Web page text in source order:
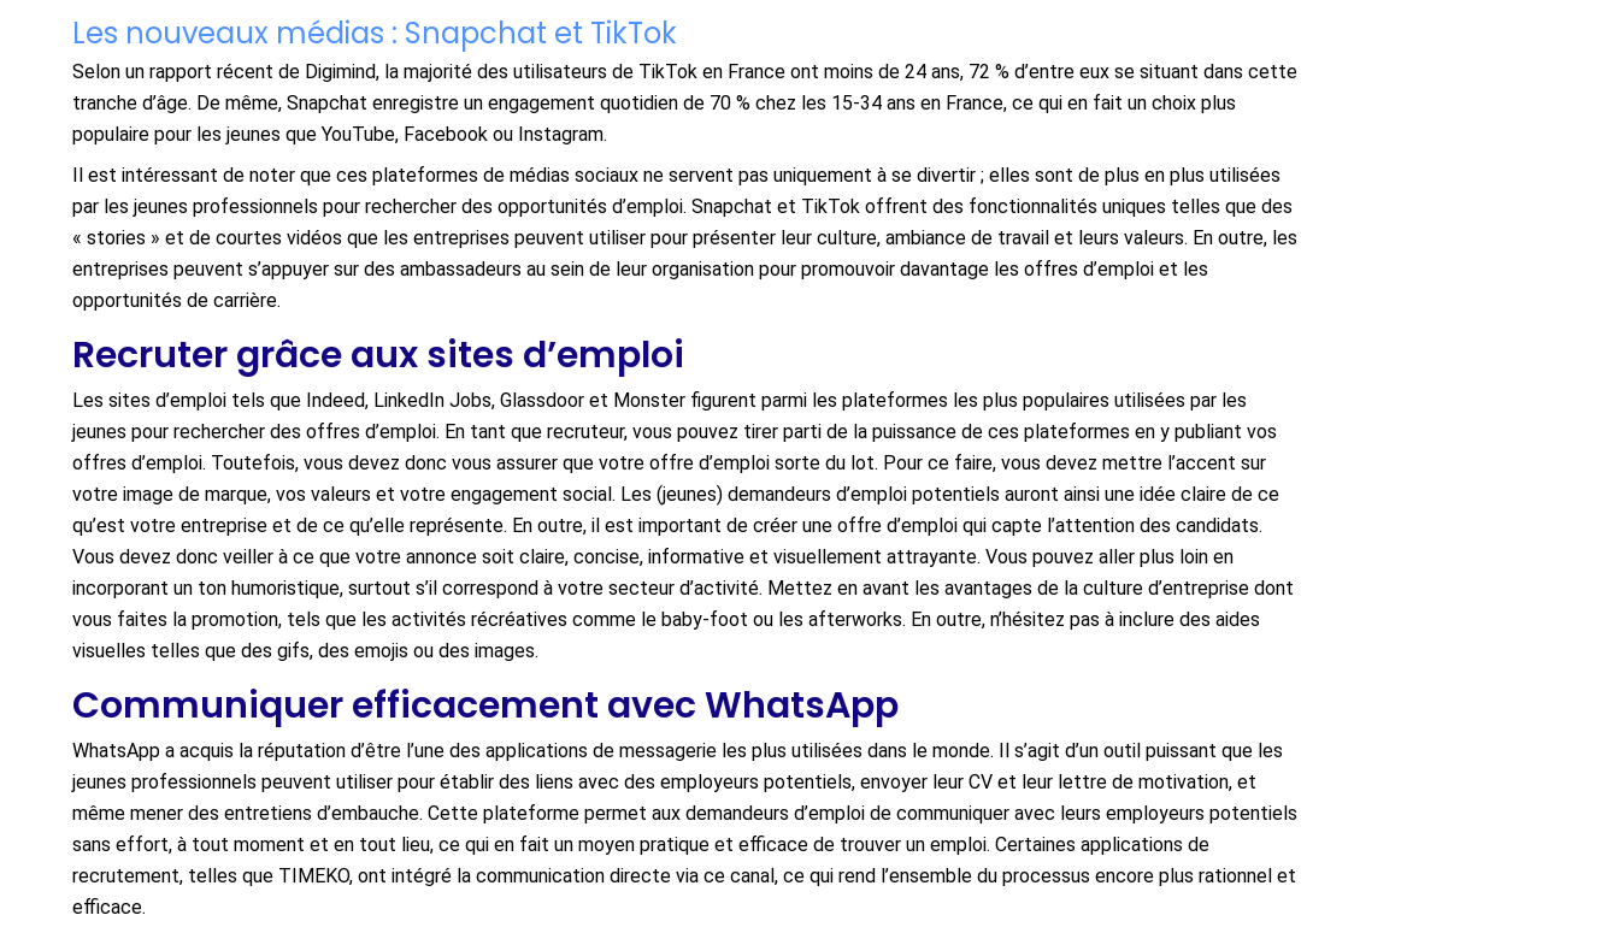
Les nouveaux médias : Snapchat et TikTok
Selon un rapport récent de Digimind, la majorité des utilisateurs de TikTok en France ont moins de 24 ans, 72 % d’entre eux se situant dans cette
tranche d’âge. De même, Snapchat enregistre un engagement quotidien de 70 % chez les 15-34 ans en France, ce qui en fait un choix plus
populaire pour les jeunes que YouTube, Facebook ou Instagram.
Il est intéressant de noter que ces plateformes de médias sociaux ne servent pas uniquement à se divertir ; elles sont de plus en plus utilisées
par les jeunes professionnels pour rechercher des opportunités d’emploi. Snapchat et TikTok offrent des fonctionnalités uniques telles que des
« stories » et de courtes vidéos que les entreprises peuvent utiliser pour présenter leur culture, ambiance de travail et leurs valeurs. En outre, les
entreprises peuvent s’appuyer sur des ambassadeurs au sein de leur organisation pour promouvoir davantage les offres d’emploi et les
opportunités de carrière.
Recruter grâce aux sites d’emploi
Les sites d’emploi tels que Indeed, LinkedIn Jobs, Glassdoor et Monster figurent parmi les plateformes les plus populaires utilisées par les
jeunes pour rechercher des offres d’emploi. En tant que recruteur, vous pouvez tirer parti de la puissance de ces plateformes en y publiant vos
offres d’emploi. Toutefois, vous devez donc vous assurer que votre offre d’emploi sorte du lot. Pour ce faire, vous devez mettre l’accent sur
votre image de marque, vos valeurs et votre engagement social. Les (jeunes) demandeurs d’emploi potentiels auront ainsi une idée claire de ce
qu’est votre entreprise et de ce qu’elle représente. En outre, il est important de créer une offre d’emploi qui capte l’attention des candidats.
Vous devez donc veiller à ce que votre annonce soit claire, concise, informative et visuellement attrayante. Vous pouvez aller plus loin en
incorporant un ton humoristique, surtout s’il correspond à votre secteur d’activité. Mettez en avant les avantages de la culture d’entreprise dont
vous faites la promotion, tels que les activités récréatives comme le baby-foot ou les afterworks. En outre, n’hésitez pas à inclure des aides
visuelles telles que des gifs, des emojis ou des images.
Communiquer efficacement avec WhatsApp
WhatsApp a acquis la réputation d’être l’une des applications de messagerie les plus utilisées dans le monde. Il s’agit d’un outil puissant que les
jeunes professionnels peuvent utiliser pour établir des liens avec des employeurs potentiels, envoyer leur CV et leur lettre de motivation, et
même mener des entretiens d’embauche. Cette plateforme permet aux demandeurs d’emploi de communiquer avec leurs employeurs potentiels
sans effort, à tout moment et en tout lieu, ce qui en fait un moyen pratique et efficace de trouver un emploi. Certaines applications de
recrutement, telles que TIMEKO, ont intégré la communication directe via ce canal, ce qui rend l’ensemble du processus encore plus rationnel et
efficace.